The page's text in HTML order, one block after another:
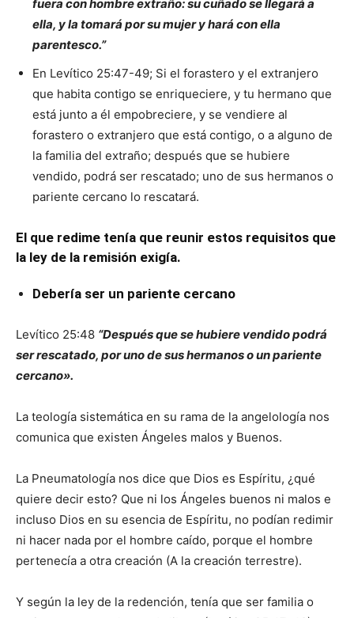
fuera con hombre extraño: su cuñado se llegará a
ella, y la tomará por su mujer y hará con ella
parentesco.”
En Levítico 25:47-49; Si el forastero y el extranjero
que habita contigo se enriqueciere, y tu hermano que
está junto a él empobreciere, y se vendiere al
forastero o extranjero que está contigo, o a alguno de
la familia del extraño; después que se hubiere
vendido, podrá ser rescatado; uno de sus hermanos o
pariente cercano lo rescatará.
El que redime tenía que reunir estos requisitos que
la ley de la remisión exigía.
Debería ser un pariente cercano
Levítico 25:48 “Después que se hubiere vendido podrá
ser rescatado, por uno de sus hermanos o un pariente
cercano».
La teología sistemática en su rama de la angelología nos
comunica que existen Ángeles malos y Buenos.
La Pneumatología nos dice que Dios es Espíritu, ¿qué
quiere decir esto? Que ni los Ángeles buenos ni malos e
incluso Dios en su esencia de Espíritu, no podían redimir
ni hacer nada por el hombre caído, porque el hombre
pertenecía a otra creación (A la creación terrestre).
Y según la ley de la redención, tenía que ser familia o